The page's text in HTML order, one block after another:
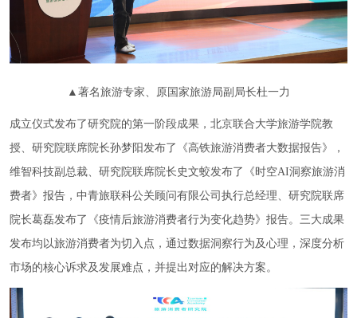
▲著名旅游专家、原国家旅游局副局长杜一力
成立仪式发布了研究院的第一阶段成果，北京联合大学旅游学院教
授、研究院联席院长孙梦阳发布了《高铁旅游消费者大数据报告》，
维智科技副总裁、研究院联席院长史文蛟发布了《时空AI洞察旅游消
费者》报告，中青旅联科公关顾问有限公司执行总经理、研究院联席
院长葛磊发布了《疫情后旅游消费者行为变化趋势》报告。三大成果
发布均以旅游消费者为切入点，通过数据洞察行为及心理，深度分析
市场的核心诉求及发展难点，并提出对应的解决方案。